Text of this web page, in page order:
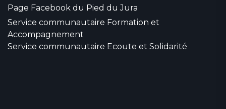
Page Facebook du Pied du Jura
Service communautaire Formation et
Accompagnement
Service communautaire Ecoute et Solidarité